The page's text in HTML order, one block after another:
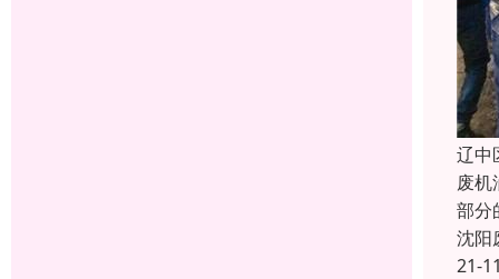
辽中
废
部分
沈阳
21-